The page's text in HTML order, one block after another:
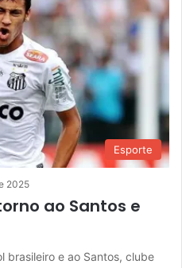
Esporte
2025
ao Santos e
brasileiro e ao Santos, clube